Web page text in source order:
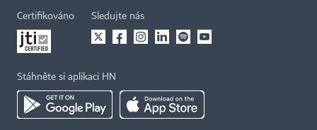
Certifikováno Sledujte nás
Stáhněte si aplikaci HN